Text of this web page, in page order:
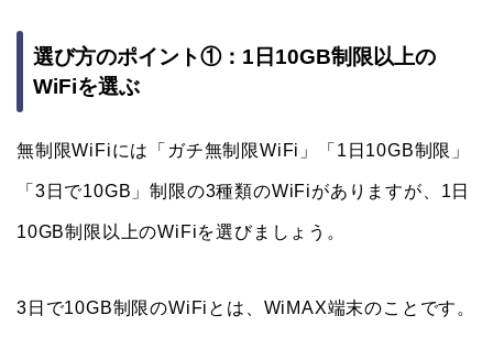
選び方のポイント①：1日10GB制限以上の
WiFiを選ぶ
無制限WiFiには「ガチ無制限WiFi」「1日10GB制限」
「3日で10GB」制限の3種類のWiFiがありますが、1日
10GB制限以上のWiFiを選びましょう。
3日で10GB制限のWiFiとは、WiMAX端末のことです。